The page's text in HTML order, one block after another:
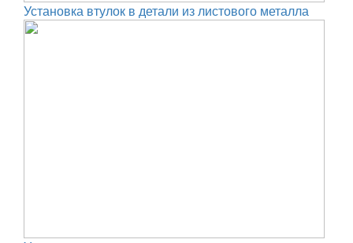
Установка втулок в детали из листового металла